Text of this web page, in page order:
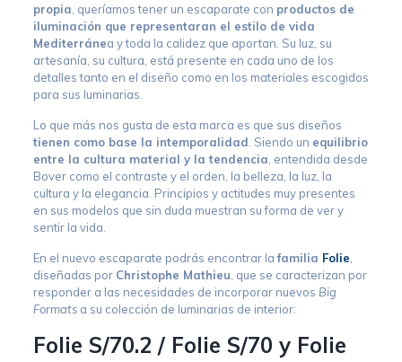
propia , queríamos tener un escaparate con productos de
iluminación que representaran el estilo de vida
Mediterránea y toda la calidez que aportan. Su luz, su
artesanía, su cultura, está presente en cada uno de los
detalles tanto en el diseño como en los materiales escogidos
para sus luminarias.
Lo que más nos gusta de esta marca es que sus diseños
tienen como base la intemporalidad . Siendo un equilibrio
entre la cultura material y la tendencia , entendida desde
Bover como el contraste y el orden, la belleza, la luz, la
cultura y la elegancia. Principios y actitudes muy presentes
en sus modelos que sin duda muestran su forma de ver y
sentir la vida.
En el nuevo escaparate podrás encontrar lafamilia Folie
diseñadas por Christophe Mathieu , que se caracterizan por
responder a las necesidades de incorporar nuevos Big
Formats a su colección de luminarias de interior:
Folie S/70.2 / Folie S/70 y Folie